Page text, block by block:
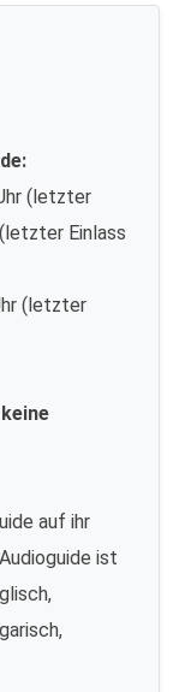
(letzter
Einlass
(letzter
auf ihr
ist